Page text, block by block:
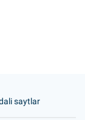
saytlar